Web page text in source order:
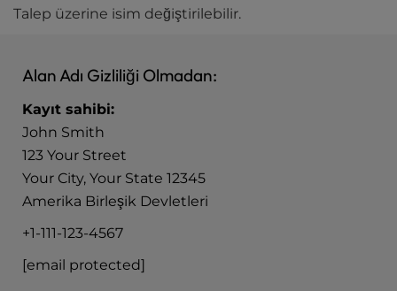
Talep üzerine isim değiştirilebilir.
Alan Adı Gizliliği Olmadan:
Kayıt sahibi:
John Smith
123 Your Street
Your City, Your State 12345
Amerika Birleşik Devletleri
+1-111-123-4567
[email protected]